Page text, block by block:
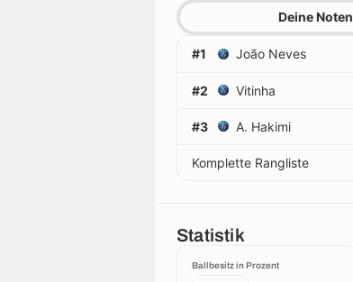
Deine Noten
#1 João Neves
#2 Vitinha
#3 A. Hakimi
Komplette Rangliste
Statistik
Ballbesitz in Prozent